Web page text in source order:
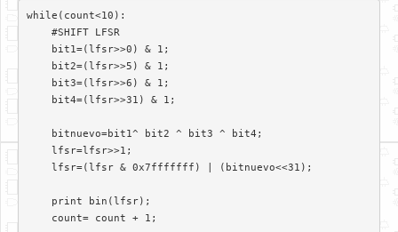
while(count<10):
    count= count + 1;